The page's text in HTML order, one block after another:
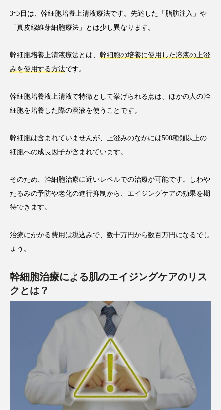
3つ目は、幹細胞培養上清液療法です。先述した「脂肪注入」や
「真皮線維芽細胞療法」とは少し異なります。
幹細胞培養上清液療法とは、 幹細胞の培養に使用した溶液の上澄
みを使用する方法です。
幹細胞培養液上清液で特徴として挙げられる点は、ほかの人の幹
細胞を培養した際の溶液を使うことです。
幹細胞は含まれていませんが、上澄みのなかには500種類以上の
細胞への成長因子が含まれています。
そのため、幹細胞治療に近いレベルでの治療が可能です。しわや
たるみの予防や老化の進行抑制から、エイジングケアの効果を期
待できます。
治療にかかる費用は税込みで、数十万円から数百万円になるでし
ょう。
幹細胞治療による肌のエイジングケアのリス
クとは？